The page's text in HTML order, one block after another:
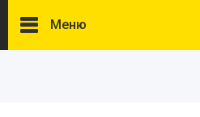
Меню